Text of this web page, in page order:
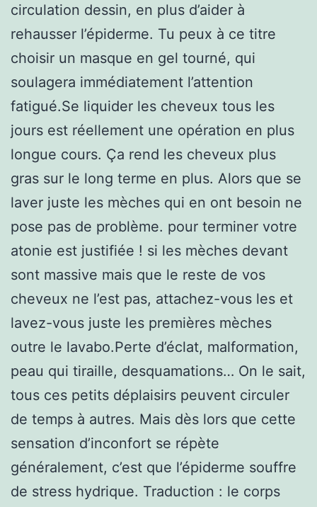
circulation dessin, en plus d’aider à
rehausser l’épiderme. Tu peux à ce titre
choisir un masque en gel tourné, qui
soulagera immédiatement l’attention
fatigué.Se liquider les cheveux tous les
jours est réellement une opération en plus
longue cours. Ça rend les cheveux plus
gras sur le long terme en plus. Alors que se
laver juste les mèches qui en ont besoin ne
pose pas de problème. pour terminer votre
atonie est justifiée ! si les mèches devant
sont massive mais que le reste de vos
cheveux ne l’est pas, attachez-vous les et
lavez-vous juste les premières mèches
outre le lavabo.Perte d’éclat, malformation,
peau qui tiraille, desquamations… On le sait,
tous ces petits déplaisirs peuvent circuler
de temps à autres. Mais dès lors que cette
sensation d’inconfort se répète
généralement, c’est que l’épiderme souffre
de stress hydrique. Traduction : le corps